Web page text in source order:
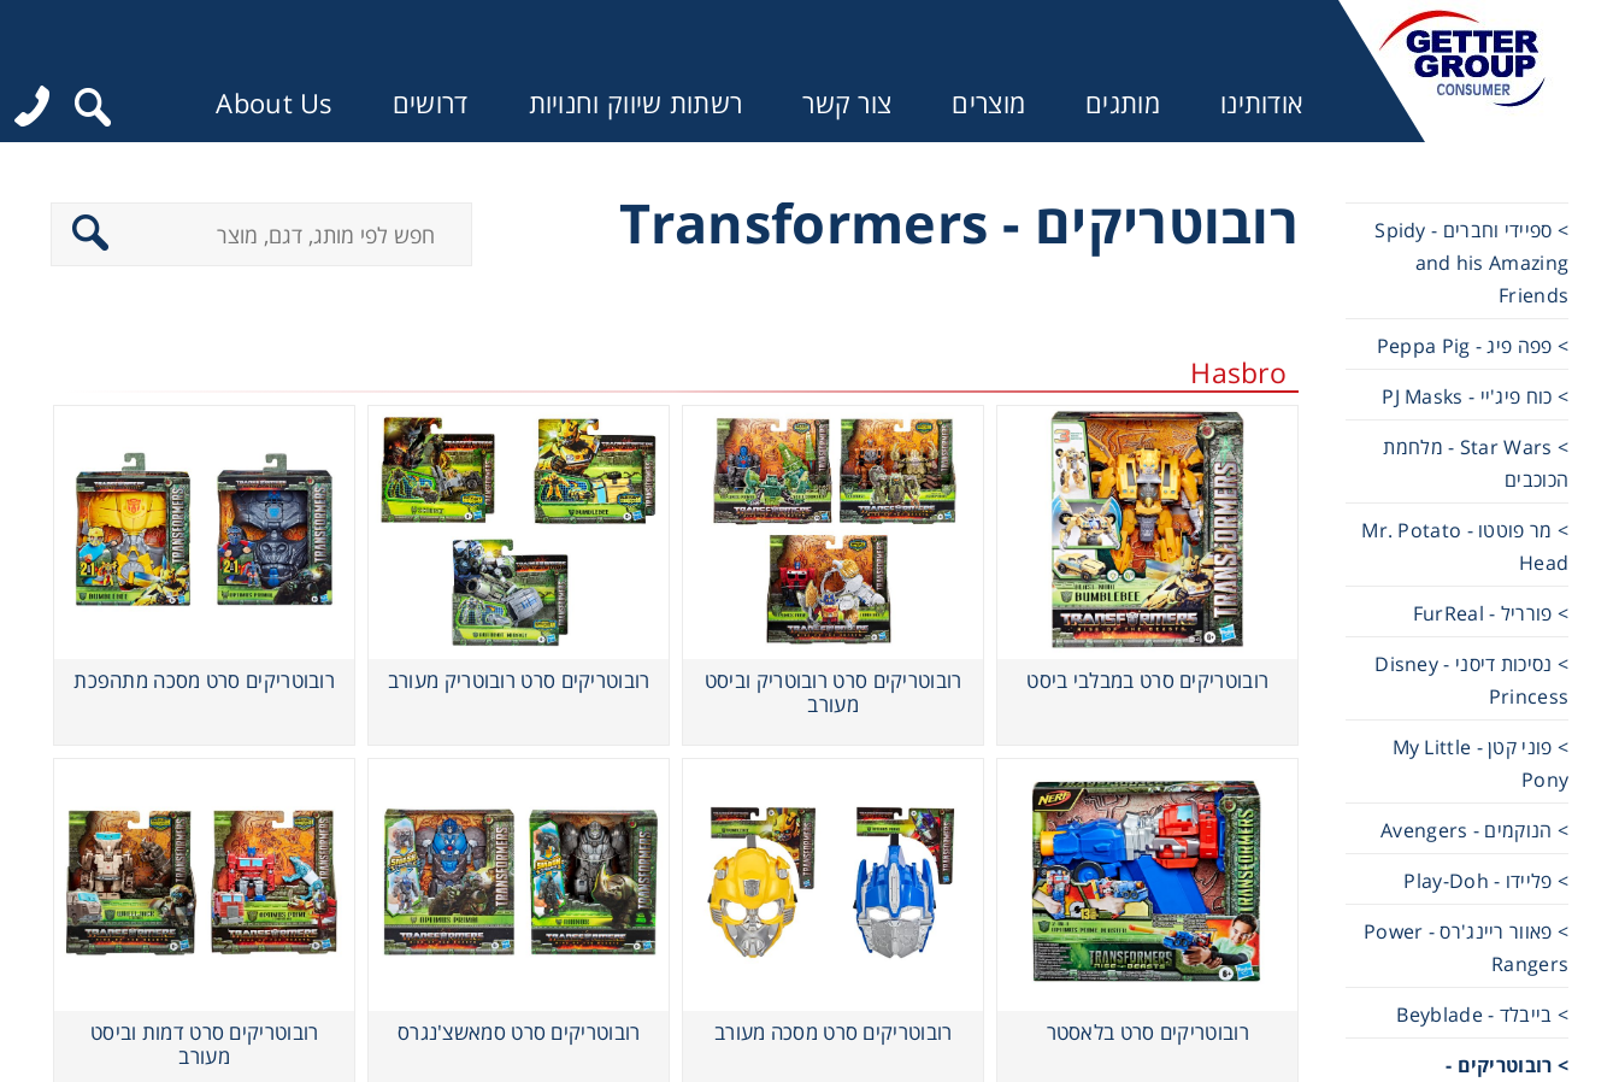
אודותינו מותגים מוצרים צור קשר רשתות שיווק וחנויות דרושים About Us
> ספיידי וחברים - Spidy
and his Amazing
Friends
> פפה פיג - Peppa Pig
> כוח פיג'יי - PJ Masks
> Star Wars - מלחמת
הכוכבים
> מר פוטטו - Mr. Potato
Head
> פורריל - FurReal
> נסיכות דיסני - Disney
Princess
> פוני קטן - My Little
Pony
> הנוקמים - Avengers
> פליידו - Play-Doh
> פאוור ריינג'רס - Power
Rangers
> בייבלד - Beyblade
> רובוטריקים -
רובוטריקים - Transformers
Hasbro
רובוטריקים סרט במבלבי ביסט
רובוטריקים סרט רובוטריק וביסט
מעורב
רובוטריקים סרט רובוטריק מעורב רובוטריקים סרט מסכה מתהפכת
רובוטריקים סרט בלאסטר רובוטריקים סרט מסכה מעורב רובוטריקים סרט סמאשצ'נגרס
רובוטריקים סרט דמות וביסט
מעורב
Error:Contact form not found.
משחקים לבנים
משחקים להתפתחות תינוקות
מכוניות משחק
משחקי קופסא